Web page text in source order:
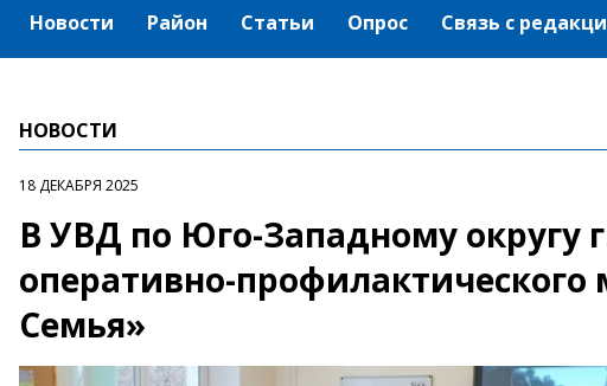
Новости Район Статьи Опрос Связь с
НОВОСТИ
18 ДЕКАБРЯ 2025
В УВД по Юго-Западному округу
оперативно-
Семья»